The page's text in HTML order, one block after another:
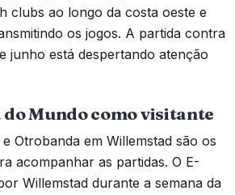
clubs ao longo da costa oeste e
os jogos. A partida contra
junho está despertando atenção
do Mundo como visitante
Otrobanda em Willemstad são os
acompanhar as partidas. O E-
Willemstad durante a semana da